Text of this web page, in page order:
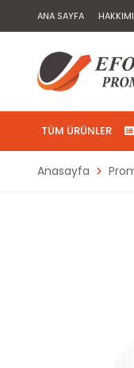
ANA SAYFA
TÜM ÜRÜNLER
Anasayfa